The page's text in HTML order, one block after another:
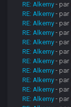
RE: Alkemy - par
RE: Alkemy - par
RE: Alkemy - par
RE: Alkemy - par
RE: Alkemy - par
RE: Alkemy - par
RE: Alkemy - par
RE: Alkemy - par
RE: Alkemy - par
RE: Alkemy - par
RE: Alkemy - par